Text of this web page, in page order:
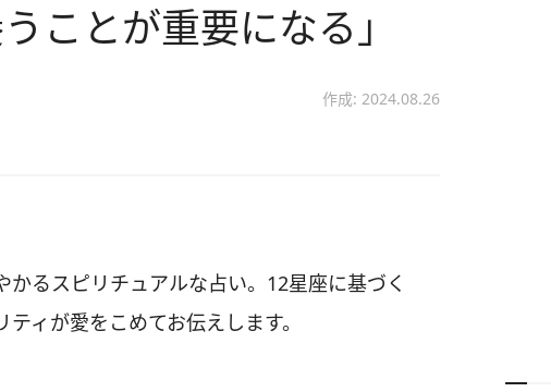
ことが重要になる」
作成: 2024.08.26
るスピリチュアルな占い。12星座に基づく
ィが愛をこめてお伝えします。